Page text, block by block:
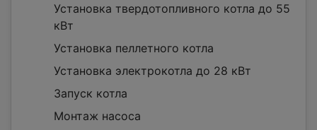
Установка твердотопливного котла до 55
кВт
Установка пеллетного котла
Установка электрокотла до 28 кВт
Запуск котла
Монтаж насоса